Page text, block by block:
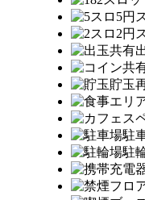
5円
2円
貯玉
駐
駐